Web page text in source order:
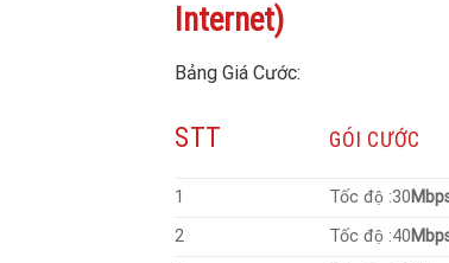
Internet)
Bảng Giá Cước:
STT GÓI CƯỚC
1 Tốc độ :30
2
Tốc độ :40